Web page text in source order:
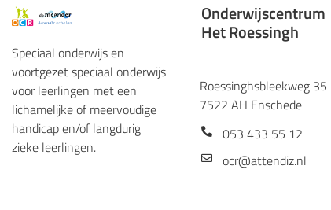
Speciaal onderwijs en
voortgezet speciaal onderwijs
voor leerlingen met een
lichamelijke of meervoudige
handicap en/of langdurig
zieke leerlingen.
Onderwijscentrum
Het Roessingh
Roessinghsbleekweg 35
7522 AH Enschede
053 433 55 12
ocr@attendiz.nl